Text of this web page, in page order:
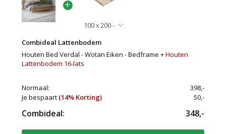
Combideal Lattenbodem
Houten Bed Verdal - Wotan Eiken - Bedframe +Houten
Lattenbodem 16-lats
Normaal:
398,-
Je bespaart (14% Korting) 50,-
Combideal: 348,-